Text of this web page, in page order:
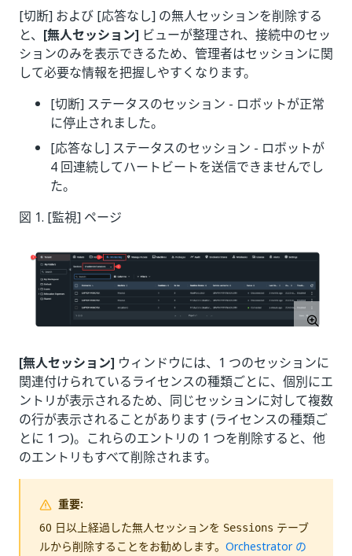
[切断] および [応答なし] の無人セッションを削除する
と、 [無人セッション] ビューが整理され、接続中のセッ
ションのみを表示できるため、管理者はセッションに関
して必要な情報を把握しやすくなります。
[切断] ステータスのセッション - ロボットが正常
に停止されました。
[応答なし] ステータスのセッション - ロボットが
4 回連続してハートビートを送信できませんでし
た。
図 1. [監視] ページ
[無人セッション] ウィンドウには、1 つのセッションに
関連付けられているライセンスの種類ごとに、個別にエ
ントリが表示されるため、同じセッションに対して複数
の行が表示されることがあります (ライセンスの種類ご
とに 1 つ)。これらのエントリの 1 つを削除すると、他
のエントリもすべて削除されます。
重要:
60 日以上経過した無人セッションを Sessions テーブ
ルから削除することをお勧めします。 Orchestrator の